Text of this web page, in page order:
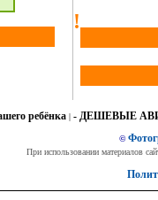
!
ребёнка | - ДЕШЕВЫЕ
©
При использовании материалов